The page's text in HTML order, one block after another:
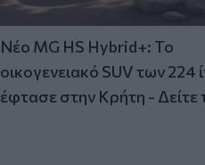
Νέο MG HS Hybrid+: Το
οικογενειακό SUV των 224
έφτασε στην Κρήτη - Δείτε